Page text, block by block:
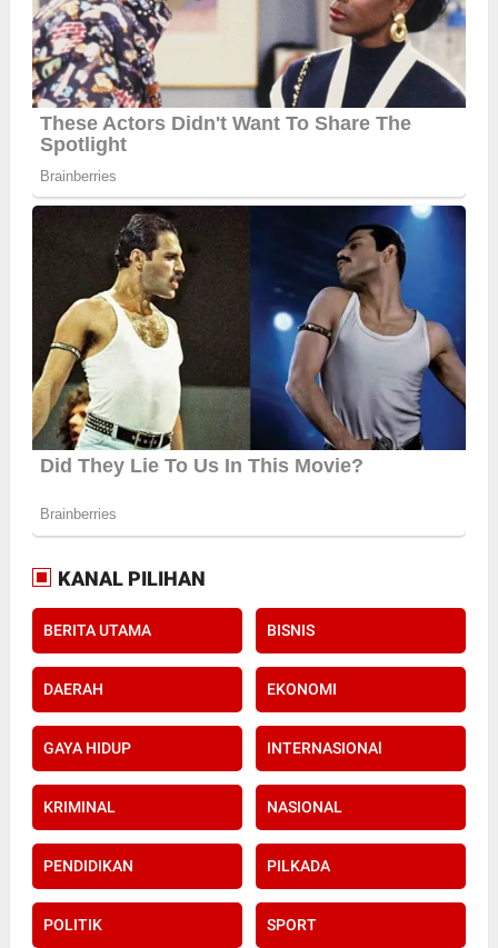
KANAL PILIHAN
BERITA UTAMA BISNIS
DAERAH EKONOMI
GAYA HIDUP INTERNASIONAl
KRIMINAL NASIONAL
PENDIDIKAN PILKADA
POLITIK SPORT